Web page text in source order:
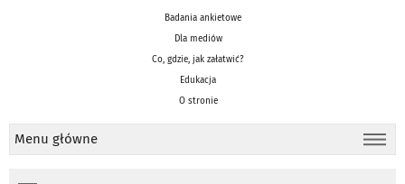
Badania ankietowe
Dla mediów
Co, gdzie, jak załatwić?
Edukacja
O stronie
Menu główne